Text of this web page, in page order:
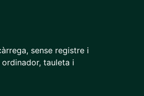
sense registre i
tauleta i